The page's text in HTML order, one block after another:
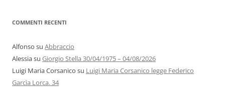
COMMENTI RECENTI
Alfonso su Abbraccio
Alessiasu Giorgio Stella 30/04/1975 – 04/08/2026
Luigi Maria Corsanico su Luigi Maria Corsanico legge Federico
Garcìa Lorca. 34